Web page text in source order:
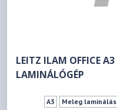
LEITZ ILAM OFFICE A3
LAMINÁLÓGÉP
A3 Meleg laminálás